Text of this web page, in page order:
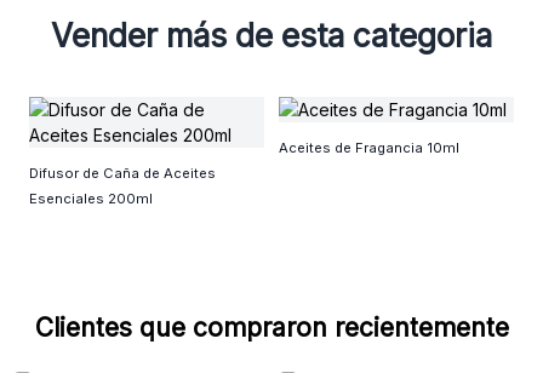
Vender más de esta categoria
Difusor de Caña de Aceites
Esenciales 200ml
Aceites de Fragancia 10ml
Clientes que compraron recientemente